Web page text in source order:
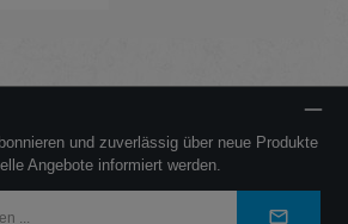
und zuverlässig über neue Produkte
Angebote informiert werden.